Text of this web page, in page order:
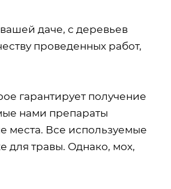
даче, с деревьев
проведенных работ,
гарантирует получение
нами препараты
места. Все используемые
для травы. Однако, мох,